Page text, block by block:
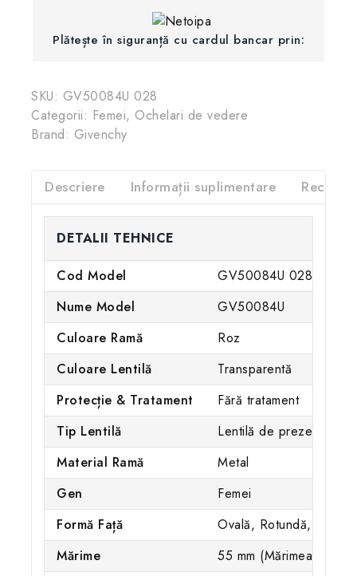
Plătește în siguranță cu cardul bancar prin:
SKU: GV50084U 028
Categorii: Femei, Ochelari de vedere
Brand: Givenchy
Descriere Informații suplimentare
DETALII TEHNICE
Cod Model
GV50084U 028
Nume Model
GV50084U
Culoare Ramă
Roz
Culoare Lentilă
Transparentă
Protecție & Tratament
Fără tratament
Tip Lentilă
Lentilă de prezentare
Material Ramă
Metal
Gen
Femei
Formă Față
Ovală, Rotundă, Inimă,
Mărime
55 mm (Mărimea M)